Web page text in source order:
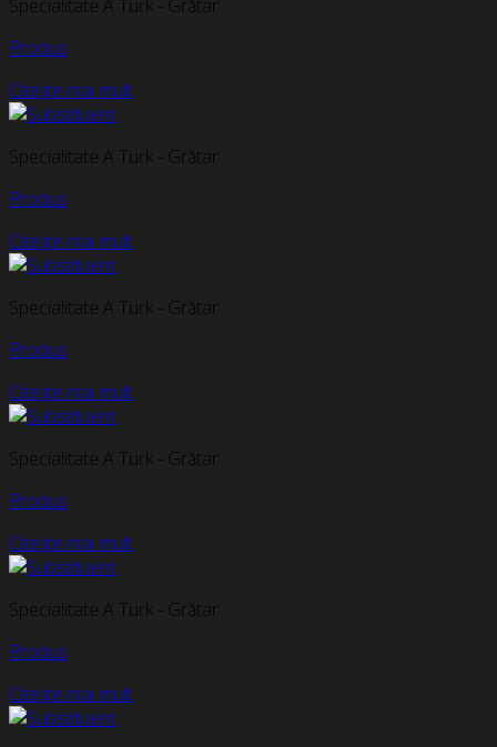
Specialitate A Turk - Grătar
Produs
Citește mai mult
Specialitate A Turk - Grătar
Produs
Citește mai mult
Specialitate A Turk - Grătar
Produs
Citește mai mult
Specialitate A Turk - Grătar
Produs
Citește mai mult
Specialitate A Turk - Grătar
Produs
Citește mai mult